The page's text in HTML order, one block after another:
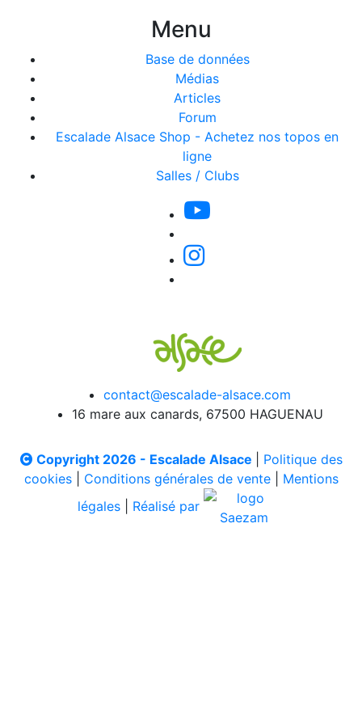
Menu
Base de données
Médias
Articles
Forum
Escalade Alsace Shop - Achetez nos topos en
ligne
Salles / Clubs
contact@escalade-alsace.com
16 mare aux canards, 67500 HAGUENAU
Copyright 2026 - Escalade Alsace
Politique des
cookies| Conditions générales de vente| Mentions
légales
Réalisé par